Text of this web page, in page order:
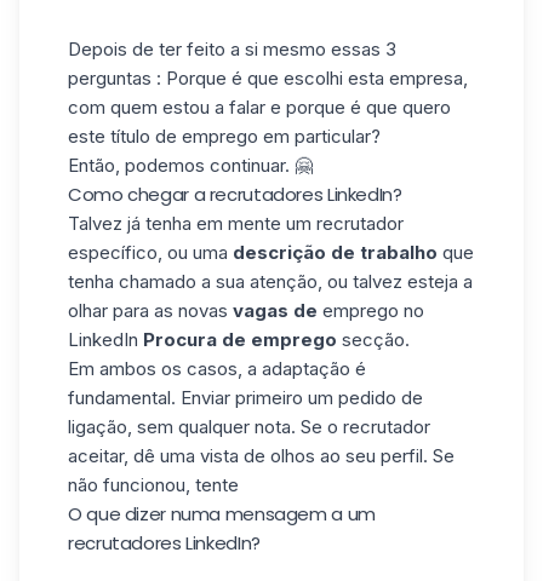
Depois de ter feito a si mesmo essas 3
perguntas : Porque é que escolhi esta empresa,
com quem estou a falar e porque é que quero
este título de emprego em particular?
Então, podemos continuar. 🤗
Como chegar a recrutadores LinkedIn?
Talvez já tenha em mente um recrutador
específico, ou uma descrição de trabalho que
tenha chamado a sua atenção, ou talvez esteja a
olhar para as novas vagas de emprego no
LinkedIn Procura de emprego secção.
Em ambos os casos, a adaptação é
fundamental. Enviar primeiro um pedido de
ligação, sem qualquer nota. Se o recrutador
aceitar, dê uma vista de olhos ao seu perfil. Se
não funcionou, tente
O que dizer numa mensagem a um
recrutadores LinkedIn?